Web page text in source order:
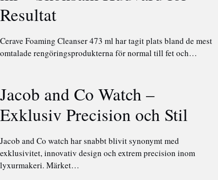
Resultat
Cerave Foaming Cleanser 473 ml har tagit plats bland de mest
omtalade rengöringsprodukterna för normal till fet och…
Jacob and Co Watch –
Exklusiv Precision och Stil
Jacob and Co watch har snabbt blivit synonymt med
exklusivitet, innovativ design och extrem precision inom
lyxurmakeri. Märket…